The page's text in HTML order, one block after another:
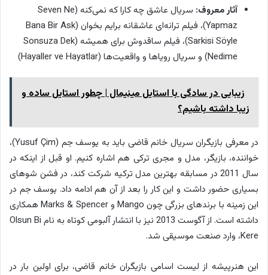
آثار معروف:
سریال عاشق چه کارا که نمی‌کنه (Seven Ne
Yapmaz)، فیلم ترانه‌ای عاشقانه برایم بخوان (Bana Bir Ask
Sarkisi Söyle)، فیلم ساقدوش برای همیشه (Sonsuza Dek
Nedime) و سریال رویاها و واقعیت‌ها (Hayaller ve Hayatlar)
زیبایی در سادگی با استایل مینیمال | چطور استایل ساده و
زیبا داشته باشیم؟
در معرفی بازیگران سریال خانم قاضی باید به یوسف جم (Yusuf Çim)،
خواننده، بازیگر، مدل و مجری ترکی هم اشاره کنیم. او قبل از اینکه در
سال 2011 در مسابقه بهترین مدل ترکیه شرکت کند، در فشن شوهای
بسیاری حضور داشت و این کار را بعد از آن هم ادامه داد. یوسف جم در
این زمینه با برندهای بزرگی چون Mango و Marks & Spencer همکاری
داشته است. از آگوست 2013 نیز با انتشار آلبومی کوتاه به نام Olsun Bi
Kere، وارد صنعت موسیقی شد.
این هنرپیشه از لیست اسامی بازیگران خانم قاضی، برای اولین بار در